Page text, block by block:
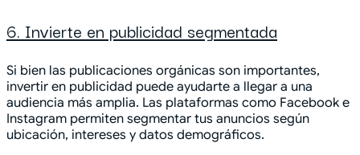
6. Invierte en publicidad segmentada
Si bien las publicaciones orgánicas son importantes,
invertir en publicidad puede ayudarte a llegar a una
audiencia más amplia. Las plataformas como Facebook e
Instagram permiten segmentar tus anuncios según
ubicación, intereses y datos demográficos.